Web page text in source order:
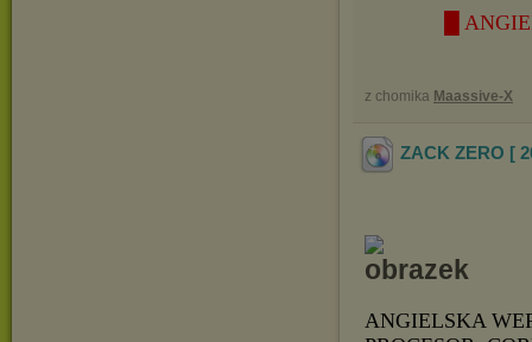
█
z chomika Maassive-X
ZACK ZERO [
ANGIELSKA